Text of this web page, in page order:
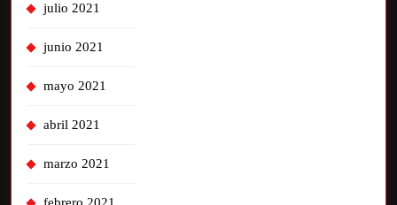
julio 2021
junio 2021
mayo 2021
abril 2021
marzo 2021